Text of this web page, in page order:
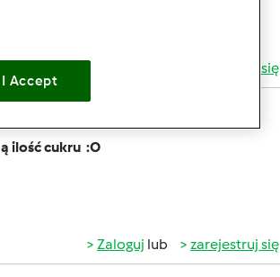
zarejestruj się
ilość cukru :O
Zaloguj lub zarejestruj się
I Accept